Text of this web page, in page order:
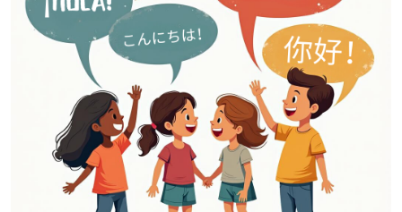
द्विभाषी परिवारों के लिए आवश्यक संसाधन
निष्कर्ष: यात्रा को अपनाएँ
अंतिम विचार